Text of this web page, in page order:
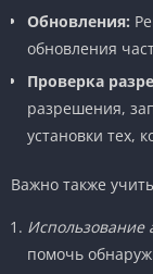
Обновления:
обновления
Проверка
разрешения,
установки тех,
Важно также
Использование
помочь